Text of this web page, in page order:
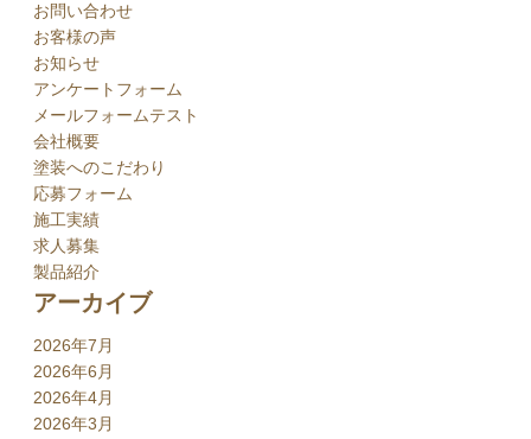
お問い合わせ
お客様の声
お知らせ
アンケートフォーム
メールフォームテスト
会社概要
塗装へのこだわり
応募フォーム
施工実績
求人募集
製品紹介
アーカイブ
2026年7月
2026年6月
2026年4月
2026年3月